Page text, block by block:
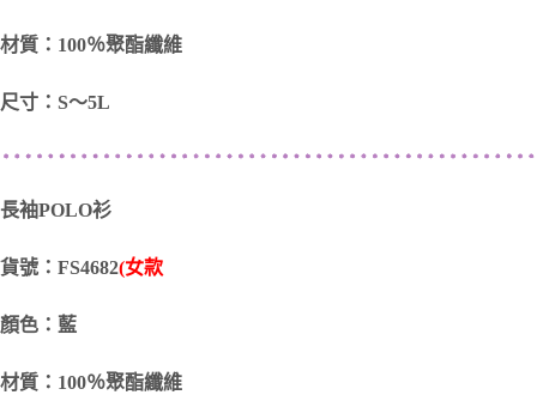
材質：100％聚酯纖維
尺寸：S～5L
長袖POLO衫
貨號：FS4682(女款
顏色：藍
材質：100％聚酯纖維